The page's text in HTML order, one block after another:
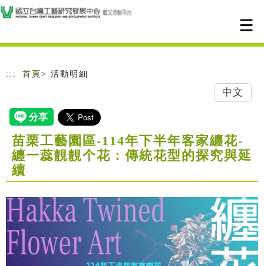
跳到主要內容
網站導覽
::: 首頁 > 活動明細
中文
苗栗工藝園區-114年下半年客家纏花-
纏一蕊靚靚个花：傳統花型的探究與延
續